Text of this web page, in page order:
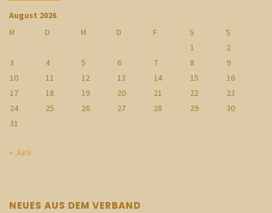
August 2026
M
D M D F S
S
1
2
3
4 5 6 7 8
9
10
11 12 13 14 15
16
17
18 19 20 21 22
23
24
25 26 27 28 29
30
31
« Juni
NEUES AUS DEM VERBAND